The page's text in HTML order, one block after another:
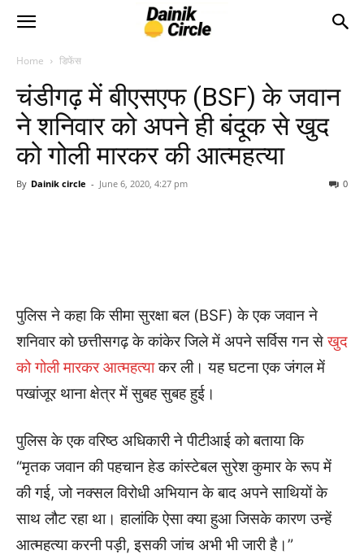
Home डिफेंस
चंडीगढ़ में बीएसएफ (BSF) के जवान
ने शनिवार को अपने ही बंदूक से खुद
को गोली मारकर की आत्महत्या
By Dainik circle - June 6, 2020, 4:27 pm 0
पुलिस ने कहा कि सीमा सुरक्षा बल (BSF) के एक जवान ने
शनिवार को छत्तीसगढ़ के कांकेर जिले में अपने सर्विस गन सेखुद
को गोली मारकर आत्महत्याकर ली। यह घटना एक जंगल में
पखांजूर थाना क्षेत्र में सुबह सुबह हुई।
पुलिस के एक वरिष्ठ अधिकारी ने पीटीआई को बताया कि
“मृतक जवान की पहचान हेड कांस्टेबल सुरेश कुमार के रूप में
की गई, जो नक्सल विरोधी अभियान के बाद अपने साथियों के
साथ लौट रहा था। हालांकि ऐसा क्या हुआ जिसके कारण उन्हें
आत्महत्या करनी पड़ी, इसकी जांच अभी भी जारी है।”